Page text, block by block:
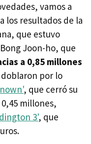
vamos a
los resultados de la
que estuvo
Joon-ho, que
a 0,85 millones
por lo
, que cerró su
millones,
3', que